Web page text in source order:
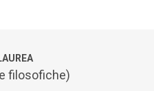
filosofiche)